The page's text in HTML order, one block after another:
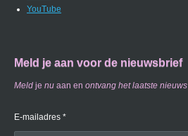
YouTube
Meld je aan voor de nieuwsbrief
Meld je nu aan en ontvang het laatste nieuws
E-mailadres *